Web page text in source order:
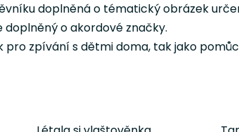
doplněná o tématický obrázek
doplněný o akordové značky.
pro zpívání s dětmi doma, tak jako